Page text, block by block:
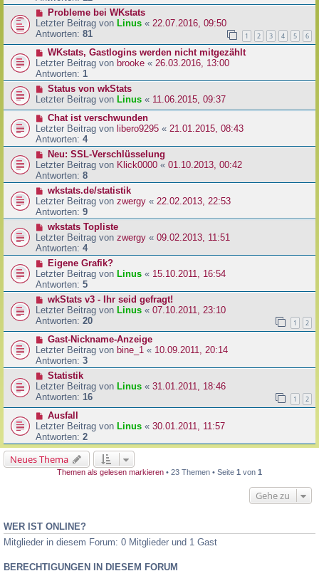
Probleme bei WKstats
Letzter Beitrag von Linus « 22.07.2016, 09:50
Antworten: 81 1 2 3 4 5 6
WKstats, Gastlogins werden nicht mitgezählt
Letzter Beitrag von brooke « 26.03.2016, 13:00
Antworten: 1
Status von wkStats
Letzter Beitrag von Linus « 11.06.2015, 09:37
Chat ist verschwunden
Letzter Beitrag von libero9295 « 21.01.2015, 08:43
Antworten: 4
Neu: SSL-Verschlüsselung
Letzter Beitrag von Klick0000 « 01.10.2013, 00:42
Antworten: 8
wkstats.de/statistik
Letzter Beitrag von zwergy « 22.02.2013, 22:53
Antworten: 9
wkstats Topliste
Letzter Beitrag von zwergy « 09.02.2013, 11:51
Antworten: 4
Eigene Grafik?
Letzter Beitrag von Linus « 15.10.2011, 16:54
Antworten: 5
wkStats v3 - Ihr seid gefragt!
Letzter Beitrag von Linus « 07.10.2011, 23:10
Antworten: 20 1 2
Gast-Nickname-Anzeige
Letzter Beitrag von bine_1 « 10.09.2011, 20:14
Antworten: 3
Statistik
Letzter Beitrag von Linus « 31.01.2011, 18:46
Antworten: 16 1 2
Ausfall
Letzter Beitrag von Linus « 30.01.2011, 11:57
Antworten: 2
Neues Thema
Themen als gelesen markieren • 23 Themen • Seite 1 von 1
Gehe zu
WER IST ONLINE?
Mitglieder in diesem Forum: 0 Mitglieder und 1 Gast
BERECHTIGUNGEN IN DIESEM FORUM